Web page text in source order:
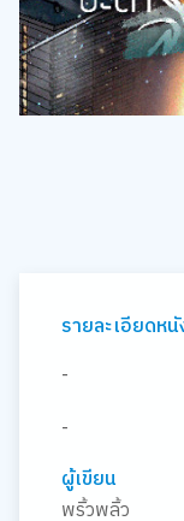
รายละเอียดห
-
-
ผู้เขียน
พริ้วพลิ้ว